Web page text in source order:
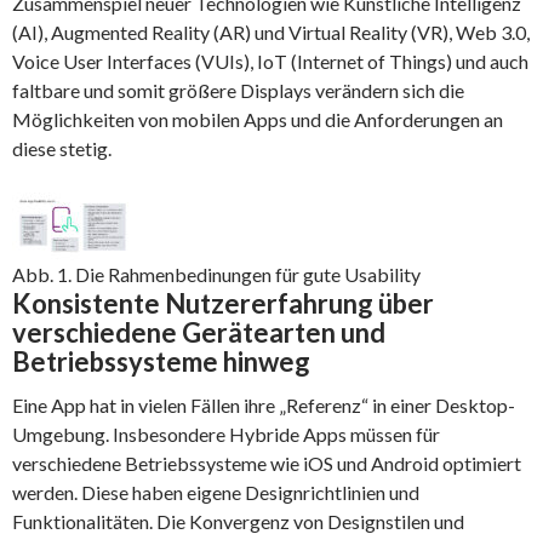
(AI), Augmented Reality (AR) und Virtual Reality (VR), Web 3.0,
Voice User Interfaces (VUIs), IoT (Internet of Things) und auch
faltbare und somit größere Displays verändern sich die
Möglichkeiten von mobilen Apps und die Anforderungen an
diese stetig.
Abb. 1. Die Rahmenbedinungen für gute Usability
Konsistente Nutzererfahrung über
verschiedene Gerätearten und
Betriebssysteme hinweg
Eine App hat in vielen Fällen ihre „Referenz“ in einer Desktop-
Umgebung. Insbesondere Hybride Apps müssen für
verschiedene Betriebssysteme wie iOS und Android optimiert
werden. Diese haben eigene Designrichtlinien und
Funktionalitäten. Die Konvergenz von Designstilen und